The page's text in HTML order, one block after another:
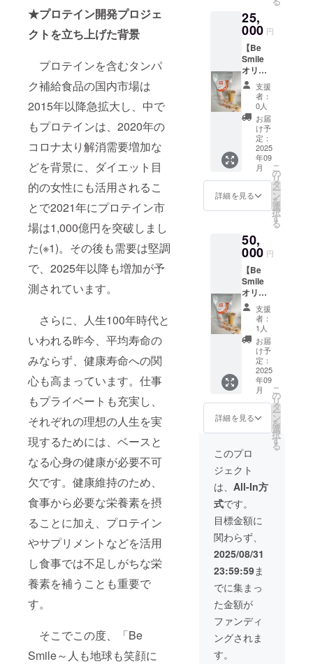
★プロテイン開発プロジェ
クトを立ち上げた背景
プロテインを含むタンパ
ク補給食品の国内市場は
2015年以降急拡大し、中で
もプロテインは、2020年の
コロナ太り解消需要増加な
どを背景に、ダイエット目
的の女性にも活用されるこ
とで2021年にプロテイン市
場は1,000億円を突破しまし
た(※1)。その後も需要は堅調
で、2025年以降も増加が予
測されています。
さらに、人生100年時代と
いわれる昨今、平均寿命の
みならず、健康寿命への関
心も高まっています。仕事
もプライベートも充実し、
それぞれの理想の人生を実
現するためには、ベースと
なる心身の健康が必要不可
欠です。健康維持のため、
食事から必要な栄養素を摂
ることに加え、プロテイン
やサプリメントなどを活用
し食事では不足しがちな栄
養素を補うことも重要で
す。
そこでこの度、「Be
Smile～人も地球も笑顔に
8月31日
までの2
か月間
された
チケッ
ト画面
を提示
してく
ださ
い。 ・
ビーチ
クリー
ンへの
ご協力
お願い
します
・有効
期間：
2025 年
7月1
8月31日
までのX
か月間
方法：
高温多
湿、直
射日光
をなる
べく避
けて涼
しいと
ころに
保管し
てくだ
さい。
・賞味
期限：
商品裏
面下に
記載ご
他：ス
プーン
付 ・商
品の受
け取り
につい
て備考
欄に
「発
送」ま
たは
「海の
家で受
け取
り」と
記載く
ださ
及び添
の食品
表示は
お届け
商品の
ラベル
に表記
されま
す。 商
前には
必ずお
届けの
リター
ンに貼
付され
たラベ
25,
000 円
【Be
Smile
オリジ
ナルプ
ロテイ
ン】
600g×3
容量：
600g ・
サイズ
袋）：
幅210㎜
×高さ
310㎜
方法：
高温多
湿、直
射日光
をなる
べく避
けて涼
しいと
ころに
保管し
てくだ
さい。
・賞味
期限：
商品裏
面下に
記載ご
その
他：ス
プーン
付 ・商
品の受
け取り
につい
て備考
欄に
「発
送」ま
たは
「海の
家で受
け取
り」と
記載く
ださ
支援
者：
0人
お届
け予
定：
2025
年09
月
詳細を見る
こ
の
リ
タ
ー
ン
を
選
択
す
る
50,
000 円
【Be
Smile
オリジ
ナルプ
ロテイ
ン】
600g×6
容量：
600g ・
サイズ
袋）：
幅210㎜
×高さ
310㎜
・保存
方法：
高温多
湿、直
射日光
をなる
べく避
けて涼
しいと
ころに
保管し
てくだ
さい。
・賞味
期限：
商品裏
面下に
記載ご
支援
者：
1人
お届
け予
定：
2025
年09
月
詳細を見る
こ
の
リ
タ
ー
ン
を
選
択
す
る
このプロ
ジェクト
は、 All-In方
式です。
目標金額に
関わらず、
2025/08/31
23:59:59ま
でに集まっ
た金額が
ファンディ
ングされま
す。